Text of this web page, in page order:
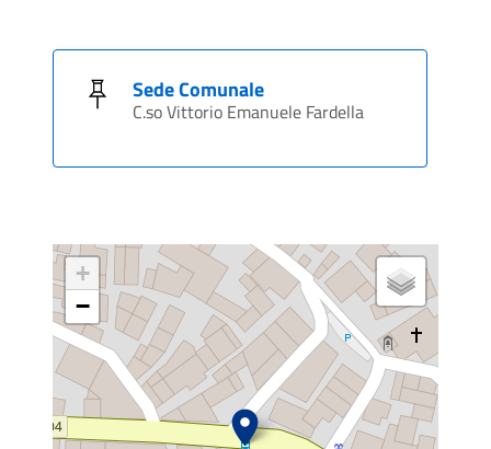
Sede Comunale
C.so Vittorio Emanuele Fardella
+
−